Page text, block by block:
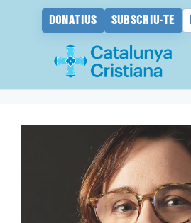
DONATIUS SUBSCRIU-TE